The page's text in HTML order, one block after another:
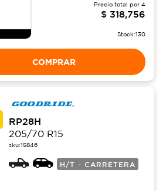
Precio total por 4
$ 318,756
Stock:130
COMPRAR
RP28H
205/70 R15
sku:15846
H/T - CARRETERA